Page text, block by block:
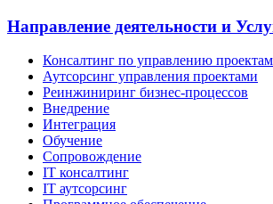
Направление деятельности и
Консалтинг по управлению
Аутсорсинг управления проектами
Реинжиниринг бизнес-процессов
Внедрение
Интеграция
Обучение
Сопровождение
IT консалтинг
IT аутсорсинг